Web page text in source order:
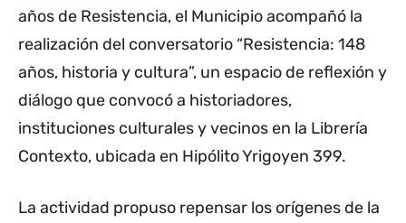
años de Resistencia, el Municipio acompañó la
realización del conversatorio “Resistencia: 148
años, historia y cultura”, un espacio de reflexión y
diálogo que convocó a historiadores,
instituciones culturales y vecinos en la Librería
Contexto, ubicada en Hipólito Yrigoyen 399.
La actividad propuso repensar los orígenes de la